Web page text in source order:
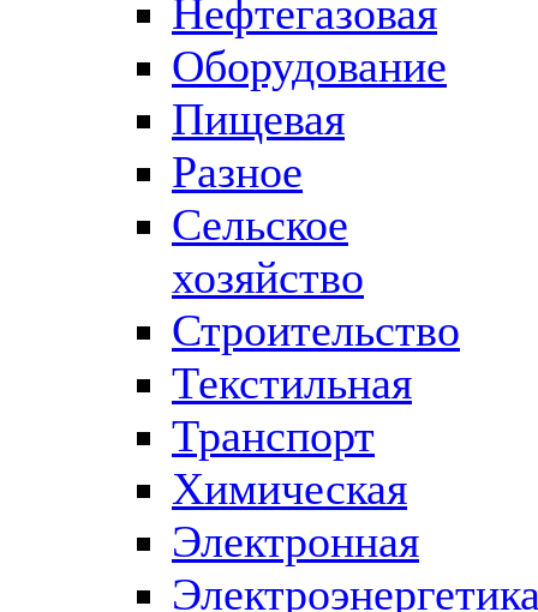
Нефтегазовая
Оборудование
Пищевая
Разное
Сельское
хозяйство
Строительство
Текстильная
Транспорт
Химическая
Электронная